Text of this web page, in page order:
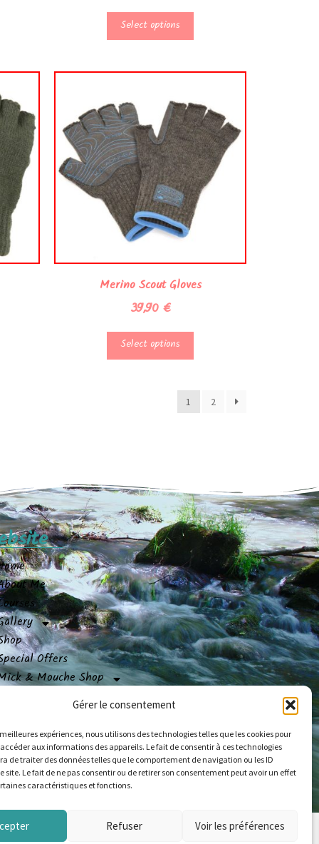
Gérer le consentement
expériences, nous utilisons des technologies telles que les cookies pour
aux informations des appareils. Le fait de consentir à ces technologies
de traiter des données telles que le comportement de navigation ou les ID
site. Le fait de ne pas consentir ou de retirer son consentement peut avoir un effet
caractéristiques et fonctions.
Refuser Voir les préférences
Select options
Merino Scout Gloves
39,90 €
Select options
1 2
Me
Offers
& Mouche Shop
© Copyright 2024 alapechealamouche.com